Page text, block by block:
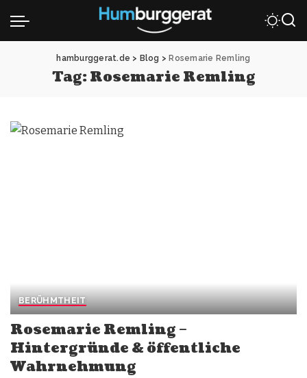
hamburggerat.de > Blog > Rosemarie Remling
Tag:Rosemarie Remling
BERÜHMTHEIT
Rosemarie Remling –
Hintergründe & öffentliche
Wahrnehmung